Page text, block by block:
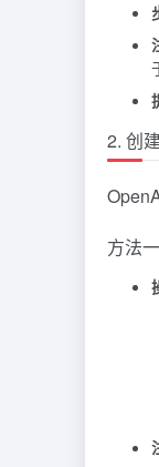
2. 创
方法